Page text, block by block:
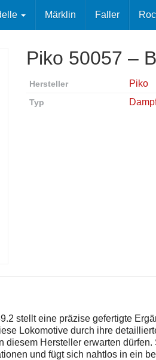
Märklin Faller
Piko 50057 –
Hersteller Piko
Typ
stellt eine präzise gefertigte
Lokomotive durch ihre
diesem Hersteller erwarten
und fügt sich nahtlos in ein